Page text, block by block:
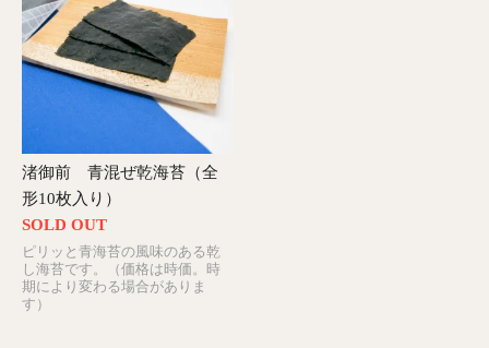
渚御前 青混ぜ乾海苔（全
形10枚入り）
SOLD OUT
ピリッと青海苔の風味のある乾
し海苔です。（価格は時価。時
期により変わる場合がありま
す）